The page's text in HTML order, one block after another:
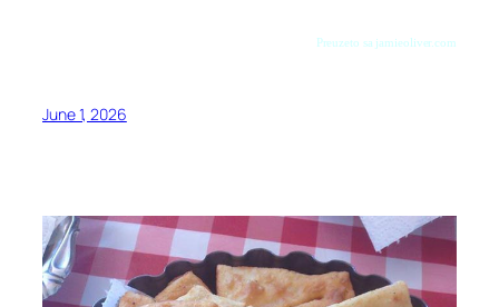
Preuzeto sa jamieoliver.com
June 1, 2026